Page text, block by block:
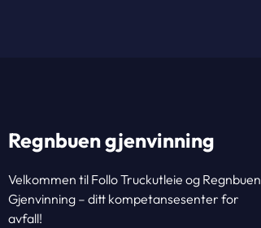
Regnbuen gjenvinning
Velkommen til Follo Truckutleie og Regnbuen
Gjenvinning – ditt kompetansesenter for
avfall!